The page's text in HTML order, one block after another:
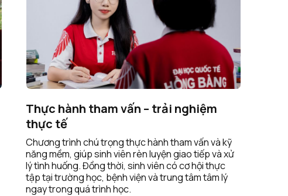
Thực hành tham vấn – trải nghiệm
thực tế
Chương trình chú trọng thực hành tham vấn và kỹ
năng mềm, giúp sinh viên rèn luyện giao tiếp và xử
lý tình huống. Đồng thời, sinh viên có cơ hội thực
tập tại trường học, bệnh viện và trung tâm tâm lý
ngay trong quá trình học.